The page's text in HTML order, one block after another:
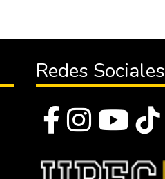
Redes Sociales